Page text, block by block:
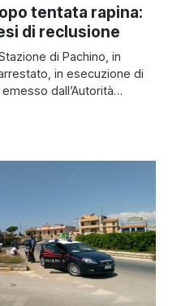
tentata rapina:
di reclusione
di Pachino, in
in esecuzione di
dall’Autorità
residente a Pachino. Il
10 mesi di […]